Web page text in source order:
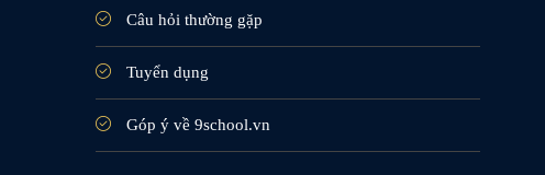
Câu hỏi thường gặp
Tuyển dụng
Góp ý về 9school.vn